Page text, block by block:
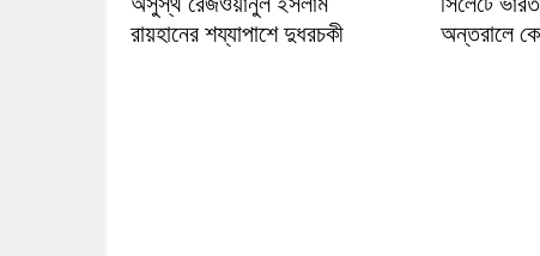
রায়হানের শয্যাপাশে দুধরচকী
অন্তরালে